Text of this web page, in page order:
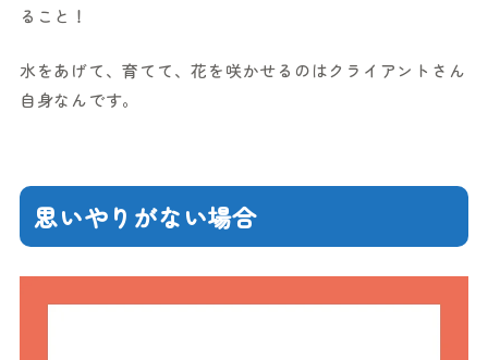
ること！
水をあげて、育てて、花を咲かせるのはクライアントさん
自身なんです。
思いやりがない場合